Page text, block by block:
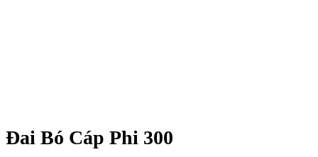
Đai Bó Cáp Phi 300